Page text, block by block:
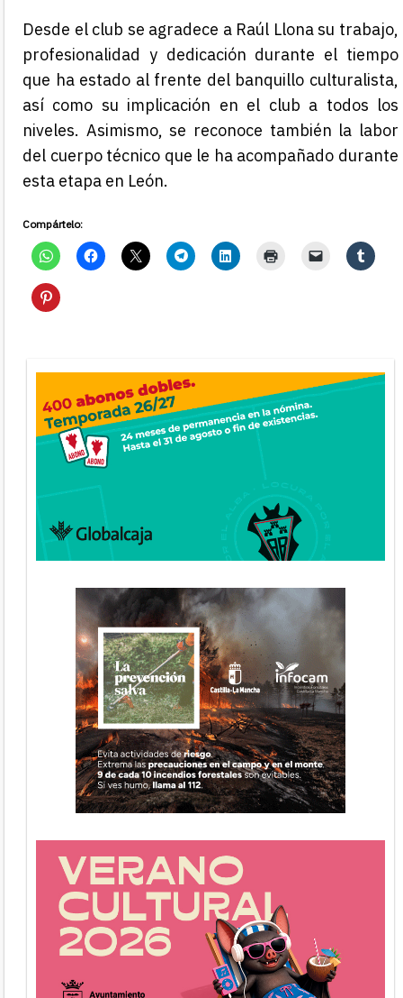
Desde el club se agradece a Raúl Llona su trabajo,
profesionalidad y dedicación durante el tiempo
que ha estado al frente del banquillo culturalista,
así como su implicación en el club a todos los
niveles. Asimismo, se reconoce también la labor
del cuerpo técnico que le ha acompañado durante
esta etapa en León.
Compártelo: